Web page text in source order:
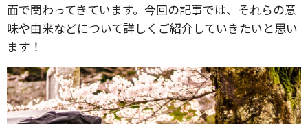
面で関わってきています。今回の記事では、それらの意
味や由来などについて詳しくご紹介していきたいと思い
ます！